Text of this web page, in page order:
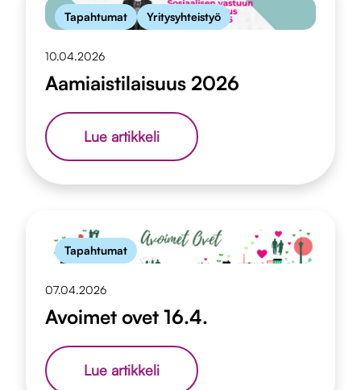
Tapahtumat Yritysyhteistyö
10.04.2026
Aamiaistilaisuus 2026
Lue artikkeliAamiaistilaisuus
2026
Tapahtumat
07.04.2026
Avoimet ovet 16.4.
Lue artikkeliAvoimet